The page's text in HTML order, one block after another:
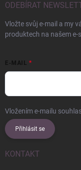
ODEBÍRAT
Vložte svůj e-mail a my
produktech na našem e-
E-MAIL
Vložením e-mailu
Přihlásit se
KONTAKT